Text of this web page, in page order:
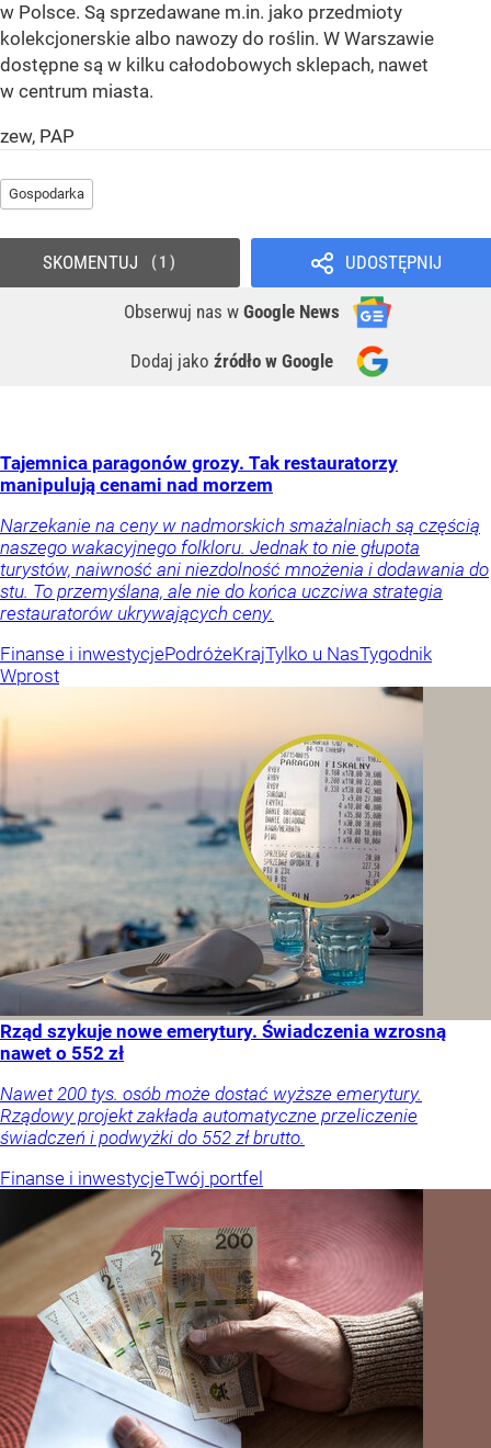
w Polsce. Są sprzedawane m.in. jako przedmioty
kolekcjonerskie albo nawozy do roślin. W Warszawie
dostępne są w kilku całodobowych sklepach, nawet
w centrum miasta.
zew, PAP
Gospodarka
UDOSTĘPNIJ
Obserwuj nas w Google News
Dodaj jako źródło w Google
SKOMENTUJ 1
Tajemnica paragonów grozy. Tak restauratorzy
manipulują cenami nad morzem
Narzekanie na ceny w nadmorskich smażalniach są częścią
naszego wakacyjnego folkloru. Jednak to nie głupota
turystów, naiwność ani niezdolność mnożenia i dodawania do
stu. To przemyślana, ale nie do końca uczciwa strategia
restauratorów ukrywających ceny.
Finanse i inwestycjePodróżeKrajTylko u NasTygodnik
Wprost
Rząd szykuje nowe emerytury. Świadczenia wzrosną
nawet o 552 zł
Nawet 200 tys. osób może dostać wyższe emerytury.
Rządowy projekt zakłada automatyczne przeliczenie
świadczeń i podwyżki do 552 zł brutto.
Finanse i inwestycjeTwój portfel